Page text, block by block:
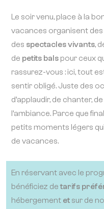
Le soir venu, place à la
vacances organisent des
des spectacles vivants,
de petits bals pour ceux
rassurez-vous : ici, tout
sentir obligé. Juste des
d’applaudir, de chanter,
l’ambiance. Parce que
petits moments légers
de vacances.
En réservant avec le
bénéficiez detarifs
hébergement et sur de